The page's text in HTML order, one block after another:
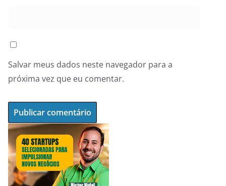
Salvar meus dados neste navegador para a
próxima vez que eu comentar.